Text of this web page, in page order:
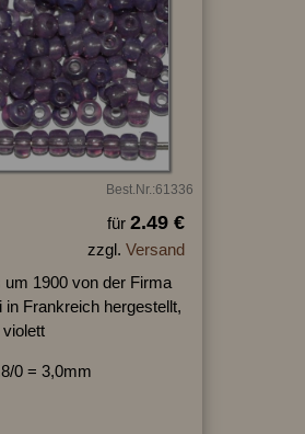
Best.Nr.:61336
für 2.49 €
zzgl. Versand
um 1900 von der Firma
in Frankreich hergestellt,
0 = 3,0mm